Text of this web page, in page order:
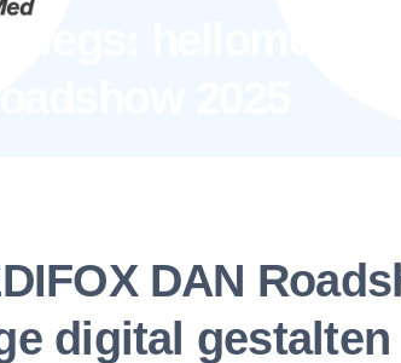
DAN
digital gestalten